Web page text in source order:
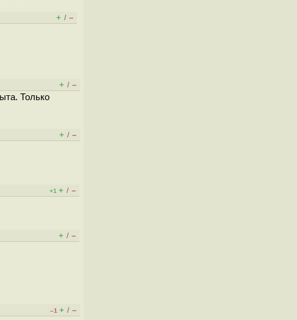
+ / –
+ / –
Только
+ / –
+1 + / –
+ / –
–1 + / –